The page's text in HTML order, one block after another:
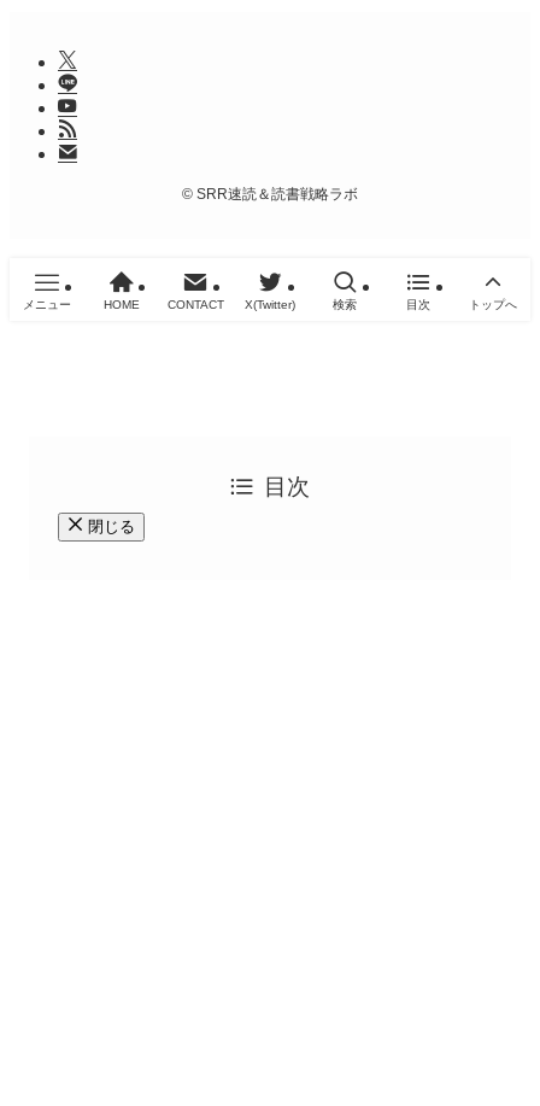
© SRR速読＆読書戦略ラボ
メニュー HOME CONTACT X(Twitter) 検索 目次 トップへ
目次
閉じる